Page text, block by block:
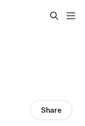
Share